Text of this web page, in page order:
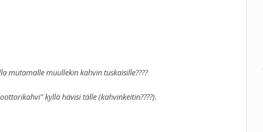
mutamalle muullekin kahvin tuskaisille????
kyllä hävisi tälle (kahvinkeitin????).